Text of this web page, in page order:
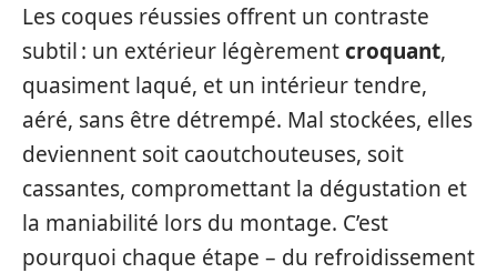
Les coques réussies offrent un contraste
subtil : un extérieur légèrementcroquant,
quasiment laqué, et un intérieur tendre,
aéré, sans être détrempé. Mal stockées, elles
deviennent soit caoutchouteuses, soit
cassantes, compromettant la dégustation et
la maniabilité lors du montage. C’est
pourquoi chaque étape – du refroidissement